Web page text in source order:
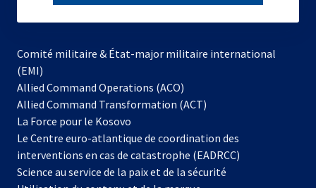
Comité militaire & État-major militaire international
(EMI)
Allied Command Operations (ACO)
dans
nouvel
onglet
Allied Command Transformation (ACT)
La Force pour le Kosovo
dans
un
nouvel
Le Centre euro-atlantique de coordination des
interventions en cas de catastrophe (EADRCC)
Science au service de la paix et de la sécurité